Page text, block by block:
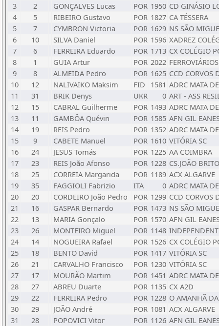
3
2 GONÇALVES Lucas POR 1950 CD GINÁSIO
4
5 RIBEIRO Gustavo POR 1827 CA TÉSSERA
5
7 CYMBRON Victoria POR 1629 NS SÃO
6
10 SILVA Daniel POR 1596 XADREZ
7
6 FERREIRA Eduardo POR 1713 CX COLÉGIO
8
1 GUIA Artur POR 2022
9
8 ALMEIDA Pedro POR 1625 CCD CORVOS
10
12 NALIVAIKO Maksim FID 1581 ADRC MATA
11
31 BRIK Denys UKR 0 ART - ASS
12
15 CABRAL Guilherme POR 1493 ADRC MATA
13
11 GAMBÔA Quévin POR 1585 AFN GIL
14
19 REIS Pedro POR 1352 ADRC MATA
15
9 CABETE Manuel POR 1610 VITÓRIA SC
16
24 JESUS Tomás POR 1225 AA COIMBRA
17
23 REIS João Afonso POR 1228 CS.JOÃO BRITO
18
25 CORREIA Margarida POR 1189 ACX ALGARVE
19
35 FAGGIOLI Fabrizio ITA 0 ADRC MATA
20
20 CORDEIRO João Pedro POR 1299 CCD CORVOS
21
16 GASPAR Bernardo POR 1473 NS SÃO
22
13 MARIA Gonçalo POR 1570 AFN GIL
23
26 MONTEIRO Miguel POR 1148
24
14 NOGUEIRA Rafael POR 1526 CX COLÉGIO
25
18 BENTO David POR 1417 VITÓRIA SC
26
21 CARVALHO Francisco POR 1230 VITÓRIA SC
27
17 MOURÃO Martim POR 1451 ADRC MATA
28
27 ABREU Duarte POR 1135 CX A2D
29
22 FERREIRA Pedro POR 1228 O AMANHÃ
30
29 JOÃO André POR 1081 ACX ALGARVE
31
28 POPOVICI Vitor POR 1126 AFN GIL